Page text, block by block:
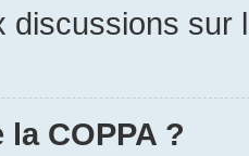
discussions sur
la COPPA ?